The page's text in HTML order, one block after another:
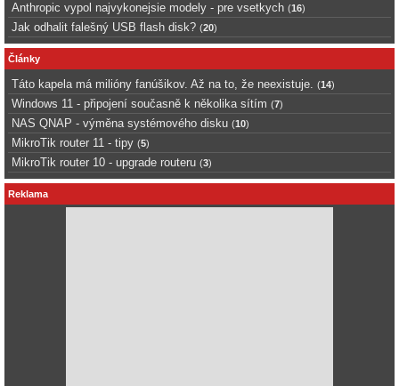
Anthropic vypol najvykonejsie modely - pre vsetkych (16)
Jak odhalit falešný USB flash disk? (20)
Články
Táto kapela má milióny fanúšikov. Až na to, že neexistuje. (14)
Windows 11 - připojení současně k několika sítím (7)
NAS QNAP - výměna systémového disku (10)
MikroTik router 11 - tipy (5)
MikroTik router 10 - upgrade routeru (3)
Reklama